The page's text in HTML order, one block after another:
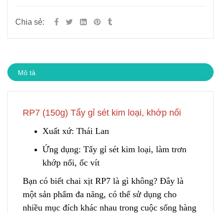
Chia sẻ:
Mô tả
RP7 (150g) Tẩy gỉ sét kim loại, khớp nối
Xuất xứ: Thái Lan
Ứng dụng: Tẩy gỉ sét kim loại, làm trơn
khớp nối, ốc vít
Bạn có biết chai xịt RP7 là gì không? Đây là
một sản phẩm đa năng, có thể sử dụng cho
nhiều mục đích khác nhau trong cuộc sống hàng